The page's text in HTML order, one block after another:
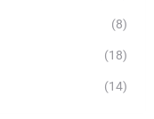
(8)
(18)
(14)